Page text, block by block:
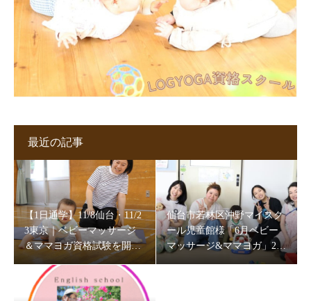
最近の記事
【1日通学】11/8仙台・11/2
3東京｜ベビーマッサージ
＆ママヨガ資格試験を開催
します
仙台市若林区沖野マイスク
ール児童館様「6月ベビー
マッサージ&ママヨガ」202